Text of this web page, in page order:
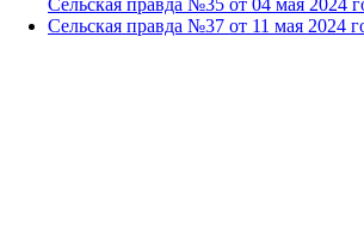
Сельская правда №37 от 11 мая 2024